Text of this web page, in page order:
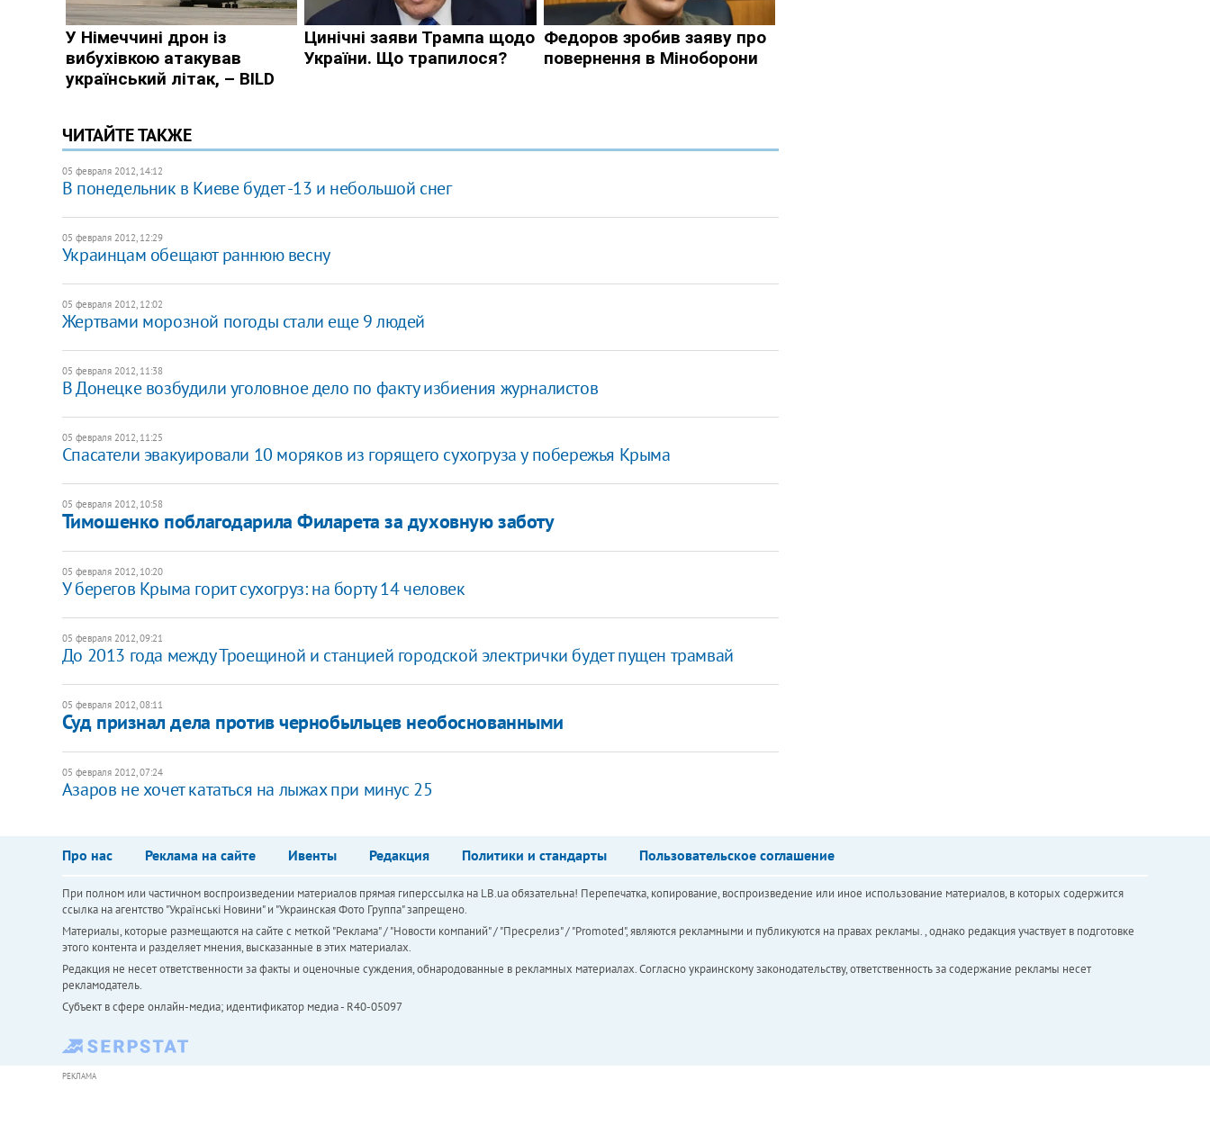
ЧИТАЙТЕ ТАКЖЕ
05 февраля 2012, 14:12
В понедельник в Киеве будет -13 и небольшой снег
05 февраля 2012, 12:29
Украинцам обещают раннюю весну
05 февраля 2012, 12:02
Жертвами морозной погоды стали еще 9 людей
05 февраля 2012, 11:38
В Донецке возбудили уголовное дело по факту избиения журналистов
05 февраля 2012, 11:25
Спасатели эвакуировали 10 моряков из горящего сухогруза у побережья Крыма
05 февраля 2012, 10:58
Тимошенко поблагодарила Филарета за духовную заботу
05 февраля 2012, 10:20
У берегов Крыма горит сухогруз: на борту 14 человек
05 февраля 2012, 09:21
До 2013 года между Троещиной и станцией городской электрички будет пущен трамвай
05 февраля 2012, 08:11
Суд признал дела против чернобыльцев необоснованными
05 февраля 2012, 07:24
Азаров не хочет кататься на лыжах при минус 25
Про нас Реклама на сайте Ивенты Редакция Политики и стандарты Пользовательское соглашение
При полном или частичном воспроизведении материалов прямая гиперссылка на LB.ua обязательна! Перепечатка, копирование, воспроизведение или иное использование материалов, в которых содержится
ссылка на агентство "Українськi Новини" и "Украинская Фото Группа" запрещено.
Материалы, которые размещаются на сайте с меткой "Реклама" / "Новости компаний" / "Пресрелиз" / "Promoted", являются рекламными и публикуются на правах рекламы. , однако редакция участвует в подготовке
этого контента и разделяет мнения, высказанные в этих материалах.
Редакция не несет ответственности за факты и оценочные суждения, обнародованные в рекламных материалах. Согласно украинскому законодательству, ответственность за содержание рекламы несет
рекламодатель.
Субъект в сфере онлайн-медиа; идентификатор медиа - R40-05097
РЕКЛАМА